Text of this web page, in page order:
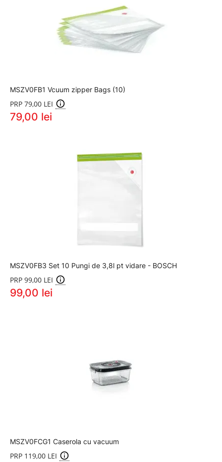
MSZV0FB1 Vcuum zipper Bags (10)
PRP 79,00 LEI
79,00 lei
MSZV0FB3 Set 10 Pungi de 3,8l pt vidare - BOSCH
PRP 99,00 LEI
99,00 lei
MSZV0FCG1 Caserola cu vacuum
PRP 119,00 LEI